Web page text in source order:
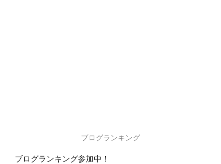
ブログランキング
ブログランキング参加中！